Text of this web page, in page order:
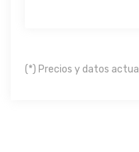
(*) Precios y datos